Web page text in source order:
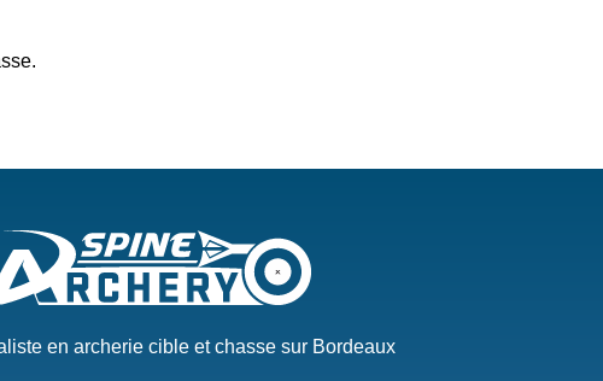
en archerie cible et chasse sur Bordeaux